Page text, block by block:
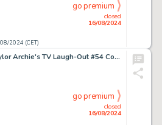
2024 (CET)
closed
16/08/2024
go premium
Dexter Taylor Archie's TV Laugh-Out #54 Complete 5-Page Story "The Artist" Original Art (Archie, 1977). (Total: 5 Original Art)
closed
16/08/2024
go premium